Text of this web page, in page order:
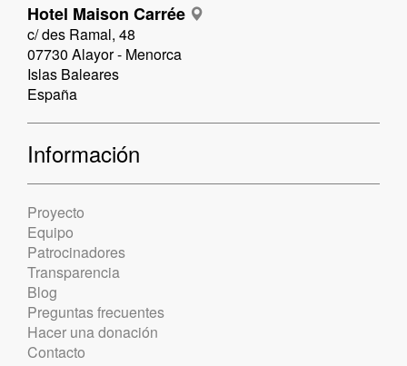
Hotel Maison Carrée
c/ des Ramal, 48
07730 Alayor - Menorca
Islas Baleares
España
Información
Proyecto
Equipo
Patrocinadores
Transparencia
Blog
Preguntas frecuentes
Hacer una donación
Contacto